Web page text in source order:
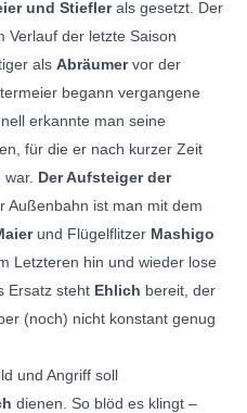
und Stieflerals gesetzt. Der
Verlauf der letzte Saison
als Abräumervor der
begann vergangene
erkannte man seine
für die er nach kurzer Zeit
Der Aufsteiger der
Außenbahn ist man mit dem
und Flügelflitzer Mashigo
Letzteren hin und wieder lose
Ersatz steht Ehlich bereit, der
(noch) nicht konstant genug
und Angriff soll
dienen. So blöd es klingt –